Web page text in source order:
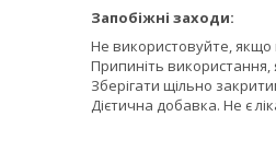
Запобіжні заходи:
Не використовуйте, якщо
Припиніть
Зберігати щільно
Дієтична добавка. Не є